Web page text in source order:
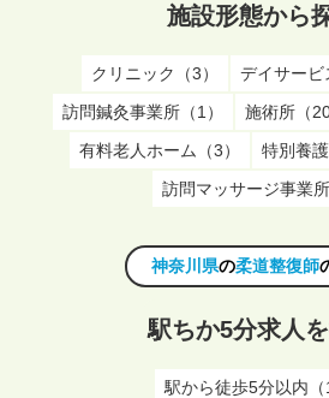
施設形態から
クリニック（3）
デイサービ
訪問鍼灸事業所（1）
施術所（
有料老人ホーム（3）
特別養
訪問マッサージ事業所
神奈川県の柔道整復師
駅ちか5分求人
駅から徒歩5分以内（